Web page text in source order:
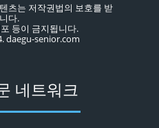
츠는 저작권법의 보호를 받
다.
등이 금지됩니다.
daegu-senior.com
네트워크